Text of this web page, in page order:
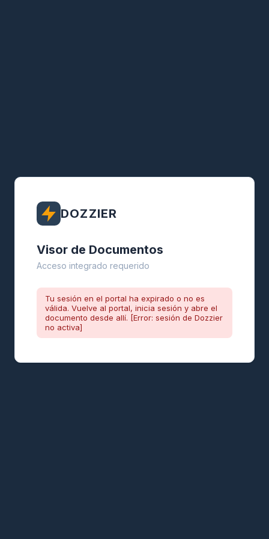
DOZZIER
Visor de Documentos
Acceso integrado requerido
Tu sesión en el portal ha expirado o no es
válida. Vuelve al portal, inicia sesión y abre el
documento desde allí. [Error: sesión de Dozzier
no activa]